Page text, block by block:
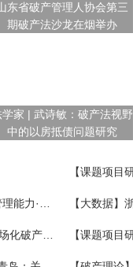
东省破产管理人协会第三
期破产法沙龙在烟举办
学家 | 武诗敏：破产法视野
中的以房抵债问题研究